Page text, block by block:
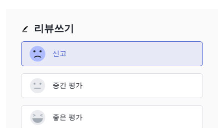
것이 중요합니다.
장단점
다양한 시장 기구: Sky-Markets은 외환, CFD, 금속 및 에너지를 포
함한 다양한 시장 기구를 거래할 수 있도록 제공합니다. 이는 거래자
들에게 다양한 선택지를 제공하고 포트폴리오를 다변화할 수 있도록
해줍니다.
인기있는 거래 플랫폼: Sky-Markets은 업계에서 가장 인기 있는 두
리뷰쓰기
신고
중간 평가
좋은 평가